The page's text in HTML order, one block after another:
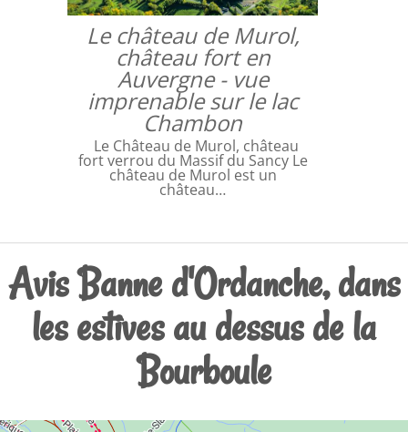
Le château de Murol,
château fort en
Auvergne - vue
imprenable sur le lac
Chambon
Le Château de Murol, château
fort verrou du Massif du Sancy Le
château de Murol est un
château…
Avis Banne d'Ordanche, dans
les estives au dessus de la
Bourboule